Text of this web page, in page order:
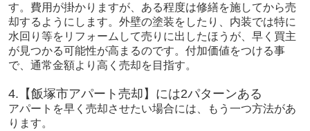
す。費用が掛かりますが、ある程度は修繕を施してから売
却するようにします。外壁の塗装をしたり、内装では特に
水回り等をリフォームして売りに出したほうが、早く買主
が見つかる可能性が高まるのです。付加価値をつける事
で、通常金額より高く売却を目指す。
4.【飯塚市アパート売却】には2パターンある
アパートを早く売却させたい場合には、もう一つ方法があ
ります。